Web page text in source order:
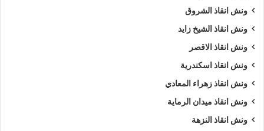
ونش انقاذ الشروق
ونش انقاذ الشيخ زايد
ونش انقاذ الاقصر
ونش انقاذ اسكندرية
ونش انقاذ زهراء المعادي
ونش انقاذ ميدان الرماية
ونش انقاذ النزهة